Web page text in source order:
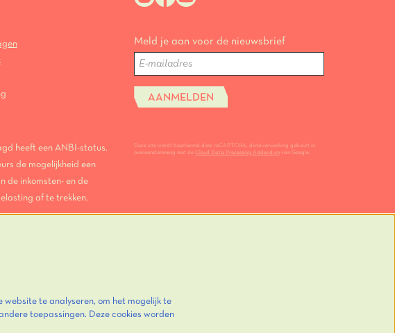
heeft een ANBI-status.
de mogelijkheid een
de inkomsten- en de
af te trekken.
Meld je aan voor de nieuwsbrief
AANMELDEN
Deze site wordt beschermd door reCAPTCHA, dataverwerking gebeurt in
overeenstemming met deCloud Data Processing Addendum van Google.
website te analyseren, om het mogelijk te
toepassingen. Deze cookies worden